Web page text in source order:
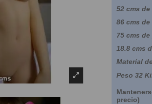
52 cms
86 cms de
75 cms de
18.8 cms
Material
Peso 32
precio)